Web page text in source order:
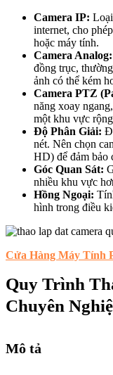
Camera IP:
internet, cho
hoặc máy tính.
Camera Analog:
đồng trục,
ảnh có thể kém
Camera PTZ
năng xoay
một khu vực
Độ Phân Giải:
nét. Nên chọn
HD) để đảm bảo
Góc Quan Sát:
nhiều khu vực
Hồng Ngoại:
hình trong điều
Cửa Hàng Máy Tính
Quy Trình
Chuyên
Mô tả